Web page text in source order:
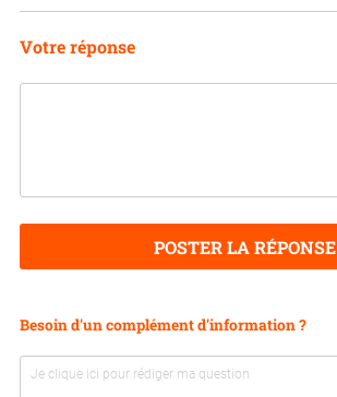
Votre réponse
POSTER LA RÉPONSE
Besoin d'un complément d'information ?